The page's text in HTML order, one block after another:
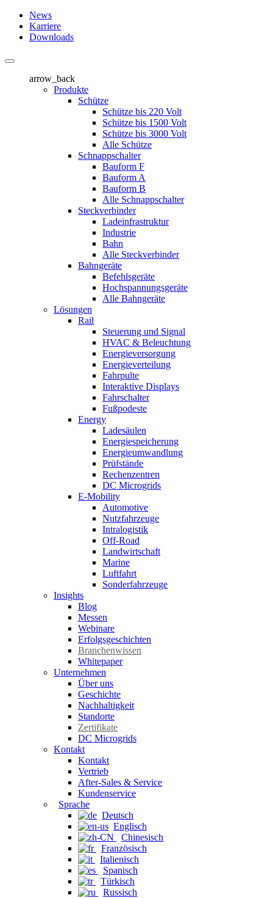
News
Karriere
Downloads
arrow_back
Produkte
Schütze
Schütze bis 220 Volt
Schütze bis 1500 Volt
Schütze bis 3000 Volt
Alle Schütze
Schnappschalter
Bauform F
Bauform A
Bauform B
Alle Schnappschalter
Steckverbinder
Ladeinfrastruktur
Industrie
Bahn
Alle Steckverbinder
Bahngeräte
Befehlsgeräte
Hochspannungsgeräte
Alle Bahngeräte
Lösungen
Rail
Steuerung und Signal
HVAC & Beleuchtung
Energieversorgung
Energieverteilung
Fahrpulte
Interaktive Displays
Fahrschalter
Fußpodeste
Energy
Ladesäulen
Energiespeicherung
Energieumwandlung
Prüfstände
Rechenzentren
DC Microgrids
E-Mobility
Automotive
Nutzfahrzeuge
Intralogistik
Off-Road
Landwirtschaft
Marine
Luftfahrt
Sonderfahrzeuge
Insights
Blog
Messen
Webinare
Erfolgsgeschichten
Branchenwissen
Whitepaper
Unternehmen
Über uns
Geschichte
Nachhaltigkeit
Standorte
Zertifikate
DC Microgrids
Kontakt
Kontakt
Vertrieb
After-Sales & Service
Kundenservice
Sprache
Deutsch
Englisch
Chinesisch
Französisch
Italienisch
Spanisch
Türkisch
Russisch